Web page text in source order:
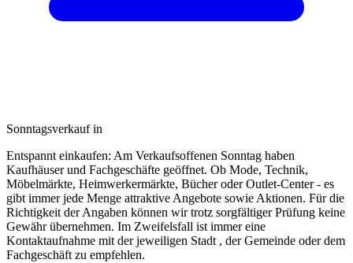
Sonntagsverkauf in
Entspannt einkaufen: Am Verkaufsoffenen Sonntag haben
Kaufhäuser und Fachgeschäfte geöffnet. Ob Mode, Technik,
Möbelmärkte, Heimwerkermärkte, Bücher oder Outlet-Center - es
gibt immer jede Menge attraktive Angebote sowie Aktionen. Für die
Richtigkeit der Angaben können wir trotz sorgfältiger Prüfung keine
Gewähr übernehmen. Im Zweifelsfall ist immer eine
Kontaktaufnahme mit der jeweiligen Stadt , der Gemeinde oder dem
Fachgeschäft zu empfehlen.